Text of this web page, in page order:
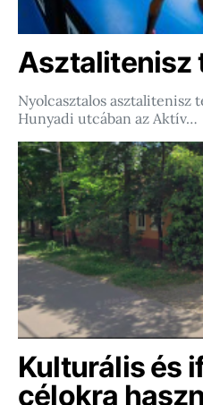
Asztalitenisz
Nyolcasztalos asztalitenisz
Hunyadi utcában az Aktív…
Kulturális és
célokra